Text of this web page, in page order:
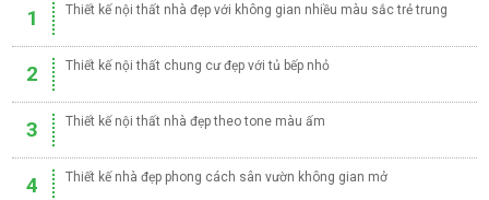
1 Thiết kế nội thất nhà đẹp với không gian nhiều màu sắc trẻ trung
2 Thiết kế nội thất chung cư đẹp với tủ bếp nhỏ
3 Thiết kế nội thất nhà đẹp theo tone màu ấm
4 Thiết kế nhà đẹp phong cách sân vườn không gian mở